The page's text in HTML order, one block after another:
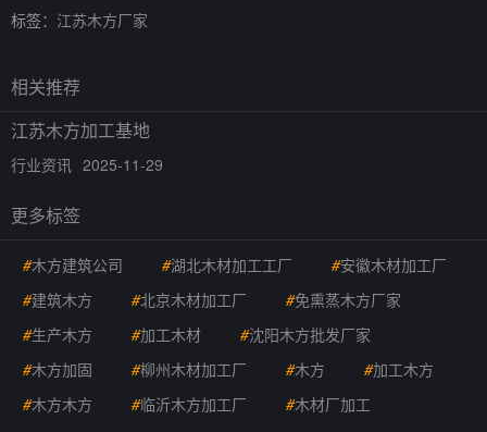
标签： 江苏木方厂家
相关推荐
江苏木方加工基地
行业资讯 2025-11-29
更多标签
#木方建筑公司 #湖北木材加工工厂 #安徽木材加工厂
#建筑木方 #北京木材加工厂 #免熏蒸木方厂家
#生产木方 #加工木材 #沈阳木方批发厂家
#木方加固 #柳州木材加工厂 #木方 #加工木方
#木方木方 #临沂木方加工厂 #木材厂加工